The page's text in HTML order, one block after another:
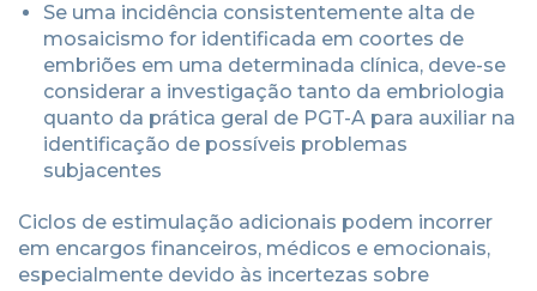
Se uma incidência consistentemente alta de
mosaicismo for identificada em coortes de
embriões em uma determinada clínica, deve-se
considerar a investigação tanto da embriologia
quanto da prática geral de PGT-A para auxiliar na
identificação de possíveis problemas
subjacentes
Ciclos de estimulação adicionais podem incorrer
em encargos financeiros, médicos e emocionais,
especialmente devido às incertezas sobre